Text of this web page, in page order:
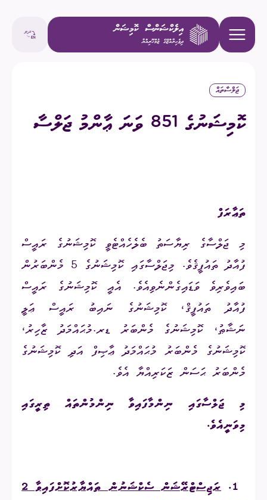
ޖަލްސާތައް
ކޮމިޝަނުގެ 851 ވަނަ ޢާންމު ޖަލްސާ
ތަޢާރަފް
މި ޖަލްސާގެ ރިޔާސަތު ބެލެހެއްޓެވީ ކޮމިޝަނުގެ ރައީސް
ފުއާދު ތައުފީޤެވެ. މިޖަލްސާގައި ކޮމިޝަނުގެ 5 މެންބަރުން
ބައިވެރިވެ ވަޑައިގެންނެވިއެވެ. އެއީ ކޮމިޝަނުގެ ރައީސް
ފުއާދު ތައުފީޤް، ކޮމިޝަނުގެ ނައިބު ރައީސް
ޢަލީ
ނަޝާޠު،
ކޮމިޝަނުގެ މެންބަރު ޑރ.މުޙައްމަދު ޒާހިރު،
ކޮމިޝަނުގެ މެންބަރު މުޙައްމަދު ޢާޞިފް އަދި ކޮމިޝަނުގެ
މެންބަރު ޙަސަން ޒަކަރިއްޔާ އެވެ.
މި
ޖަލްސާގައި ނިންމާފައިވާ ނިންމުންތައް
ތިރީގައި
މިވަނީއެވެ.
1.
ރަޖިސްޓްރޭޝަން ސެކްޝަނުން ތައްޔާރުކޮށްފައިވާ 2